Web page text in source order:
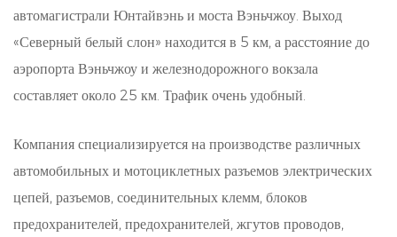
промышленности, наши разъемы отличаются
стыковочными интерфейсами, что обеспечивает
Повышение целостности сигналов: передовые
методы проектирования позволяют свести к
минимуму их деградацию, обеспечивая
автомагистрали Юнтайвэнь и моста Вэньчжоу. Выход
«Северный белый слон» находится в 5 км, а расстояние до
аэропорта Вэньчжоу и железнодорожного вокзала
составляет около 25 км. Трафик очень удобный.
Компания специализируется на производстве различных
автомобильных и мотоциклетных разъемов электрических
цепей, разъемов, соединительных клемм, блоков
предохранителей, предохранителей, жгутов проводов,